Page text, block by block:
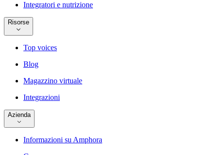
Integratori e nutrizione
Risorse
Top voices
Blog
Magazzino virtuale
Integrazioni
Azienda
Informazioni su Amphora